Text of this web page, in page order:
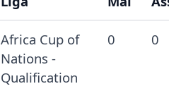
Africa Cup of
Nations -
Qualification
0 0